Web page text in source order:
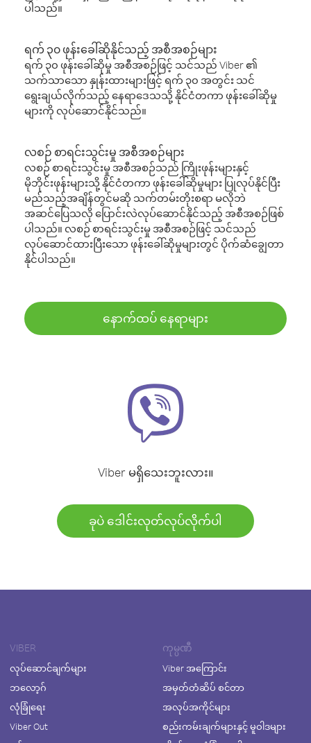
ပါသည်။
ရက် ၃၀ ဖုန်းခေါ်ဆိုနိုင်သည့် အစီအစဉ်များ
ရက် ၃၀ ဖုန်းခေါ်ဆိုမှု အစီအစဉ်ဖြင့် သင်သည် Viber ၏
သက်သာသော နှုန်းထားများဖြင့် ရက် ၃၀ အတွင်း သင်
ရွေးချယ်လိုက်သည့် နေရာဒေသသို့ နိုင်ငံတကာ ဖုန်းခေါ်ဆိုမှု
များကို လုပ်ဆောင်နိုင်သည်။
လစဉ် စာရင်းသွင်းမှု အစီအစဉ်များ
လစဉ် စာရင်းသွင်းမှု အစီအစဉ်သည် ကြိုးဖုန်းများနှင့်
မိုဘိုင်းဖုန်းများသို့ နိုင်ငံတကာ ဖုန်းခေါ်ဆိုမှုများ ပြုလုပ်နိုင်ပြီး
မည်သည့်အချိန်တွင်မဆို သက်တမ်းတိုးစရာ မလိုဘဲ
အဆင်ပြေသလို ပြောင်းလဲလုပ်ဆောင်နိုင်သည့် အစီအစဉ်ဖြစ်
ပါသည်။ လစဉ် စာရင်းသွင်းမှု အစီအစဉ်ဖြင့် သင်သည်
လုပ်ဆောင်ထားပြီးသော ဖုန်းခေါ်ဆိုမှုများတွင် ပိုက်ဆံချွေတာ
နိုင်ပါသည်။
နောက်ထပ် နေရာများ
Viber မရှိသေးဘူးလား။
ခုပဲ ဒေါင်းလုတ်လုပ်လိုက်ပါ
VIBER
လုပ်ဆောင်ချက်များ
ဘလော့ဂ်
လုံခြုံရေး
Viber Out
ကုမ္ပဏီ
Viber အကြောင်း
အမှတ်တံဆိပ် စင်တာ
အလုပ်အကိုင်များ
စည်းကမ်းချက်များနှင့် မူဝါဒများ